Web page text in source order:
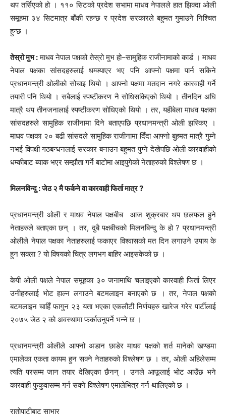
थप तर्सिएको हो । ११० सिटको प्रदेश सभामा माधव नेपालले हात झिक्दा ओली
समूहमा ३४ सिटमात्र बाँकी रहन्छ र प्रदेश सरकारले बहुमत गुमाउने निश्चित
हुन्छ ।
तेस्रो मुभ :माधव नेपाल पक्षको तेस्रो मुभ हो–सामुहिक राजीनामाको कार्ड । माधव
नेपाल पक्षका सांसदहरुलाई धम्क्याएर भए पनि आफ्नो पक्षमा पार्न सकिने
प्रधानमन्त्री ओलीको सोचाइ थियो । आफ्नो पक्षमा मतदान नगरे कारवाही गर्ने
तयारी पनि थियो । सबैलाई स्पष्टीकरण नै सोधिसकिएको थियो । तीनदिन अघि
मात्रै थप तीनजनालाई स्पष्टीकरण सोधिएको थियो । तर, यहीबेला माधव पक्षका
सांसदहरुले सामुहिक राजीनामा दिने बताएपछि प्रधानमन्त्री ओली झस्किए ।
माधव पक्षका २० बढी सांसदले सामुहिक राजीनामा दिँदा आफ्नो बुहमत मात्रै गुम्ने
नभई विपक्षी गठबन्धनलाई सरकार बनाउन बहुमत पुग्ने देखेपछि ओली कारवाहीको
धम्कीबाट ब्याक भएर सम्झौता गर्ने बाटोमा आइपुगेको नेताहरुको विश्लेषण छ ।
मिलनविन्दु : जेठ २ मै फर्कने वा कारवाही फिर्ता मात्र ?
प्रधानमन्त्री ओली र माधव नेपाल पक्षबीच आज शुक्रबार थप छलफल हुने
नेताहरुले बताएका छन् । तर, दुबै पक्षबीचको मिलनबिन्दु के हो ? प्रधानमन्त्री
ओलीले नेपाल पक्षका नेताहरुलाई फकाएर विश्वासको मत दिन लगाउने उपाय के
हुन सक्ला ? यो विषयको चित्र लगभग बाहिर आइसकेको छ ।
केपी ओली पक्षले नेपाल समूहका ३० जनामाथि चलाइएको कारवाही फिर्ता लिएर
उनीहरुलाई भोट हाल्न लगाउने बटमलाइन बनाएको छ । तर, नेपाल पक्षको
बटमलाइन चाहिँ फागुन २३ यता भएका एकलौटी निर्णयहरु खारेज गरेर पार्टीलाई
२०७५ जेठ २ को अवस्थामा फर्काउनुपर्ने भन्ने छ ।
प्रधानमन्त्री ओलीले आफ्नो अडान छाडेर माधव पक्षको शर्त मानेको खण्डमा
एमालेका एकता कायम हुन सक्ने नेताहरुको विश्लेषण छ । तर, ओली अहिलेसम्म
त्यति परसम्म जान तयार देखिएका छैनन् । उनले आफूलाई भोट आउँछ भने
कारवाही फुकुवासम्म गर्न सक्ने विश्लेषण एमालेभित्र गर्न थालिएको छ ।
रातोपाटीबाट साभार